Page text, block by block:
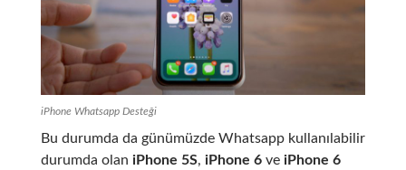
iPhone Whatsapp Desteği
Bu durumda da günümüzde Whatsapp kullanılabilir
durumda olan iPhone 5S, iPhone 6ve iPhone 6